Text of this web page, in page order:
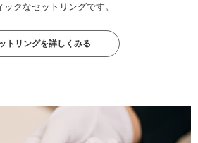
クなセットリングです。
トリングを詳しくみる